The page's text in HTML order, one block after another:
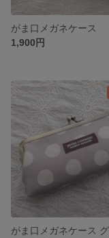
1,900円